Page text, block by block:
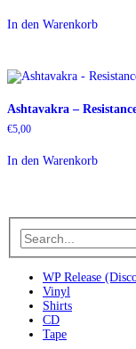
In den Warenkorb
Ashtavakra –
€5,00
In den Warenkorb
WP Release
Vinyl
Shirts
CD
Tape